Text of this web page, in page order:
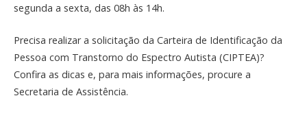
segunda a sexta, das 08h às 14h.
Precisa realizar a solicitação da Carteira de Identificação da
Pessoa com Transtorno do Espectro Autista (CIPTEA)?
Confira as dicas e, para mais informações, procure a
Secretaria de Assistência.